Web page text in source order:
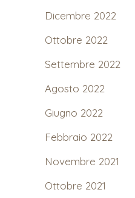
Dicembre 2022
Ottobre 2022
Settembre 2022
Agosto 2022
Giugno 2022
Febbraio 2022
Novembre 2021
Ottobre 2021